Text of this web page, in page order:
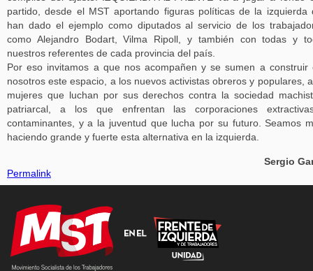
partido, desde el MST aportando figuras políticas de la izquierda
han dado el ejemplo como diputados al servicio de los
como Alejandro Bodart, Vilma Ripoll, y también con todas y
nuestros referentes de cada provincia del país.
Por eso invitamos a que nos acompañen y se sumen a construir
nosotros este espacio, a los nuevos activistas obreros y populares,
mujeres que luchan por sus derechos contra la sociedad
patriarcal, a los que enfrentan las corporaciones
contaminantes, y a la juventud que lucha por su futuro. Seamos
haciendo grande y fuerte esta alternativa en la izquierda.
Sergio
Permalink